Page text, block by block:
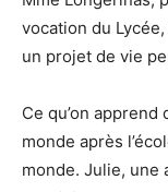
vocation du
un projet de vie
Ce qu’on
monde après
monde. Julie, une